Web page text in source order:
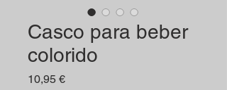
Casco para beber
colorido
10,95 €Precio